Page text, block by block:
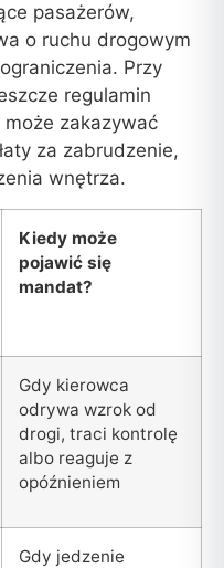
pasażerów,
o ruchu drogowym
Przy
regulamin
zakazywać
za zabrudzenie,
wnętrza.
Kiedy może
pojawić się
mandat?
Gdy kierowca
odrywa wzrok od
drogi, traci kontrolę
albo reaguje z
opóźnieniem
Gdy jedzenie